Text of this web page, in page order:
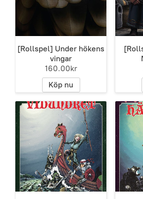
[Rollspel] Under hökens
vingar
160.00kr
Köp nu